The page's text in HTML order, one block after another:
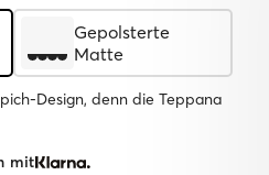
Gepolsterte
Matte
Design, denn die Teppana
mit